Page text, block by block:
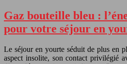
Gaz bouteille bleu :
pour votre séjour en
Le séjour en yourte séduit de plus en
aspect insolite, son contact privilégié